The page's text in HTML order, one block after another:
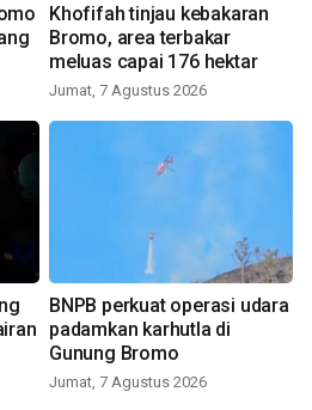
Khofifah tinjau kebakaran
Bromo, area terbakar
meluas capai 176 hektar
Jumat, 7 Agustus 2026
BNPB perkuat operasi udara
padamkan karhutla di
Gunung Bromo
Jumat, 7 Agustus 2026